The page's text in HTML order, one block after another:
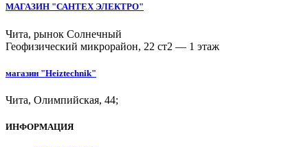
МАГАЗИН "САНТЕХ ЭЛЕКТРО"
Чита, рынок Солнечный
Геофизический микрорайон, 22 ст2 — 1 этаж
магазин "Heiztechnik"
Чита, Олимпийская, 44;
ИНФОРМАЦИЯ